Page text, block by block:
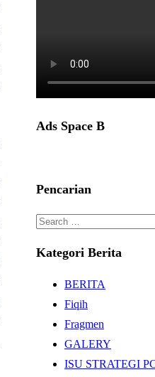
Ads Space B
Pencarian
Search
Kategori Berita
BERITA
Fiqih
Fragmen
GALERY
ISU STRATEGI